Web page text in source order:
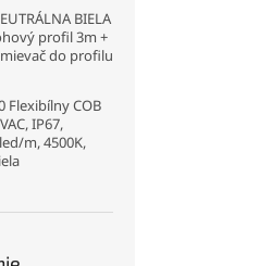
BIELA
profil 3m +
do profilu
Flexibílny COB
IP67,
m, 4500K,